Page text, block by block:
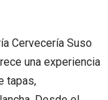
Cervecería Suso
una experiencia
tapas,